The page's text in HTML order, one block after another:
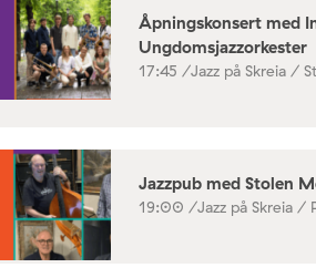
Åpningskonsert med
Ungdomsjazzorkester
17:45 /Jazz på Skreia /
Jazzpub med Stolen
19:00 /Jazz på Skreia /